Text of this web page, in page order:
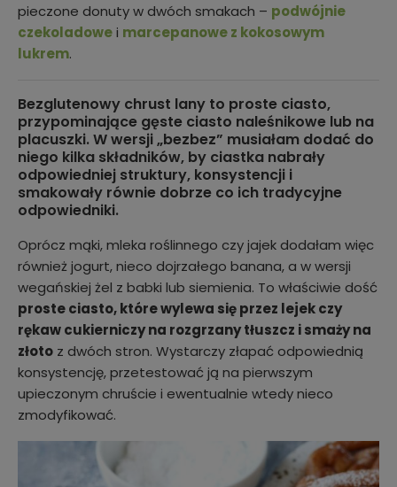
pieczone donuty w dwóch smakach – podwójnie
czekoladowei marcepanowe z kokosowym
lukrem.
Bezglutenowy chrust lany to proste ciasto,
przypominające gęste ciasto naleśnikowe lub na
placuszki. W wersji „bezbez” musiałam dodać do
niego kilka składników, by ciastka nabrały
odpowiedniej struktury, konsystencji i
smakowały równie dobrze co ich tradycyjne
odpowiedniki.
Oprócz mąki, mleka roślinnego czy jajek dodałam więc
również jogurt, nieco dojrzałego banana, a w wersji
wegańskiej żel z babki lub siemienia. To właściwie dość
proste ciasto, które wylewa się przez lejek czy
rękaw cukierniczy na rozgrzany tłuszcz i smaży na
złoto z dwóch stron. Wystarczy złapać odpowiednią
konsystencję, przetestować ją na pierwszym
upieczonym chruście i ewentualnie wtedy nieco
zmodyfikować.